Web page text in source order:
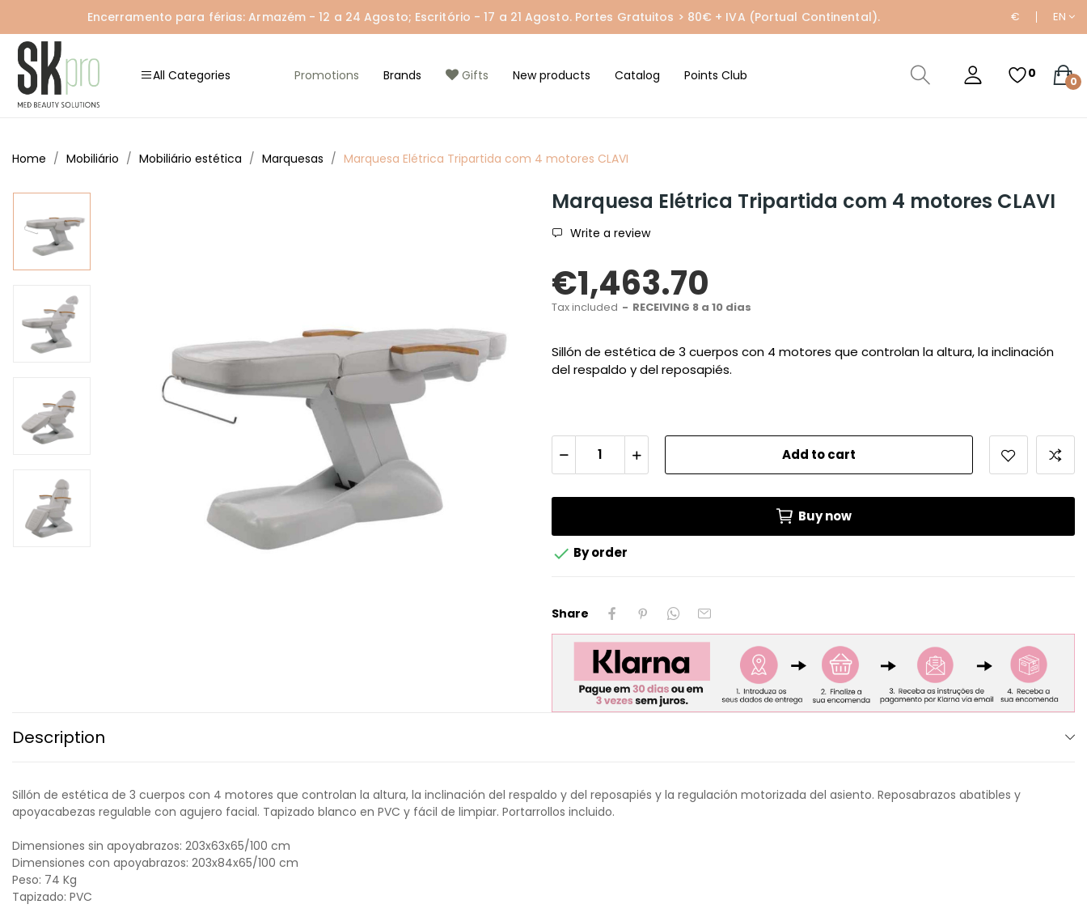
Encerramento para férias: Armazém - 12 a 24 Agosto; Escritório - 17 a 21 Agosto. Portes Gratuitos > 80€ + IVA (Portual Continental). € EN
All Categories Promotions Brands Gifts New products Catalog Points Club 0
0
Home Mobiliário Mobiliário estética Marquesas Marquesa Elétrica Tripartida com 4 motores CLAVI
Marquesa Elétrica Tripartida com 4 motores CLAVI
Write a review
€1,463.70
Tax included RECEIVING 8 a 10 dias
Sillón de estética de 3 cuerpos con 4 motores que controlan la altura, la inclinación
del respaldo y del reposapiés.
Add to cart
Buy now
 By order
Share
Description
Sillón de estética de 3 cuerpos con 4 motores que controlan la altura, la inclinación del respaldo y del reposapiés y la regulación motorizada del asiento. Reposabrazos abatibles y
apoyacabezas regulable con agujero facial. Tapizado blanco en PVC y fácil de limpiar. Portarrollos incluido.
Dimensiones sin apoyabrazos: 203x63x65/100 cm
Dimensiones con apoyabrazos: 203x84x65/100 cm
Peso: 74 Kg
Tapizado: PVC